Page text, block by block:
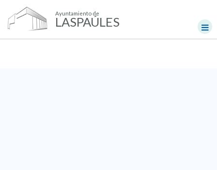
Ayuntamiento de
LASPAÚLES